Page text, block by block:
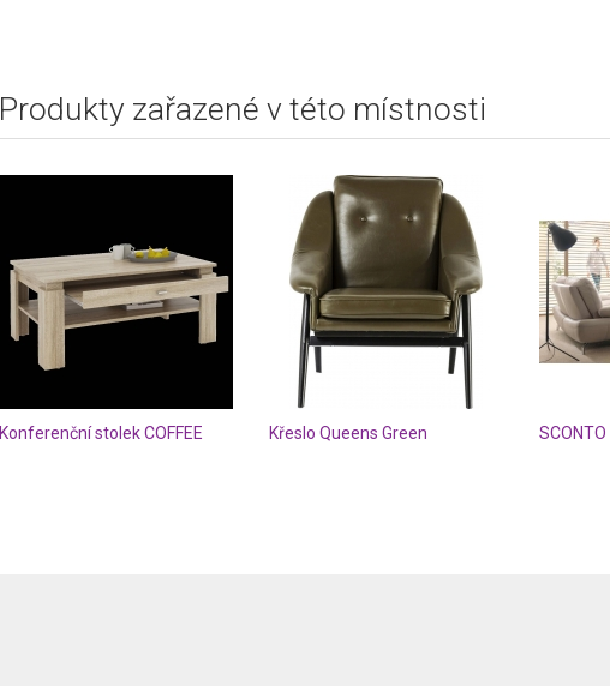
Produkty zařazené v této místnosti
Konferenční stolek COFFEE Křeslo Queens Green